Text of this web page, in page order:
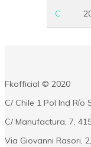
C
Fkofficial © 2020
C/ Chile 1 Pol Ind Río
C/ Manufactura, 7,
Via Giovanni Rasori,